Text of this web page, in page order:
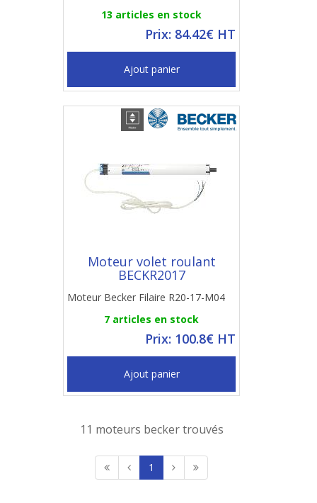
13 articles en stock
Prix: 84.42€ HT
Ajout panier
Moteur volet roulant
BECKR2017
Moteur Becker Filaire R20-17-M04
7 articles en stock
Prix: 100.8€ HT
Ajout panier
11 moteurs becker trouvés
1